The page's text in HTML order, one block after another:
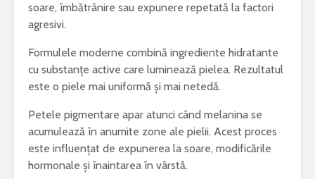
soare, îmbătrânire sau expunere repetată la factori
agresivi.
Formulele moderne combină ingrediente hidratante
cu substanțe active care luminează pielea. Rezultatul
este o piele mai uniformă și mai netedă.
Petele pigmentare apar atunci când melanina se
acumulează în anumite zone ale pielii. Acest proces
este influențat de expunerea la soare, modificările
hormonale și înaintarea în vârstă.